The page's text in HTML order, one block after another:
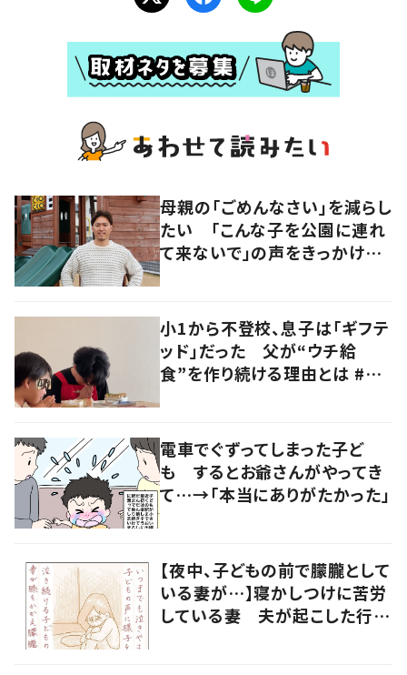
母親の「ごめんなさい」を減らし
たい 「こんな子を公園に連れ
て来ないで」の声をきっかけに
小1から不登校、息子は「ギフテ
ッド」だった 父が“ウチ給
食”を作り続ける理由とは #令
電車でぐずってしまった子ど
も するとお爺さんがやってき
て…→「本当にありがたかった」
【夜中、子どもの前で朦朧として
いる妻が…】寝かしつけに苦労
している妻 夫が起こした行動